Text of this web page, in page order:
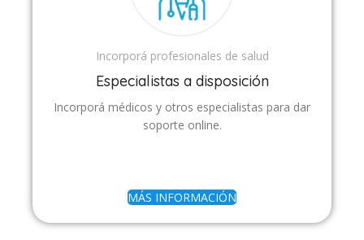
Incorporá profesionales de salud
Especialistas a disposición
Incorporá médicos y otros especialistas para dar
soporte online.
MÁS INFORMACIÓN